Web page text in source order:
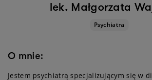
lek. Małgorzata
Psychiatra
O mnie:
Jestem psychiatrą specjalizującym się w